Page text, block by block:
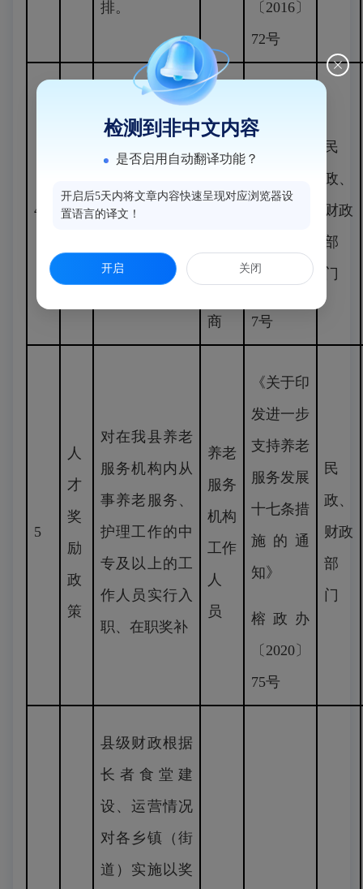
排。
〔2016〕
72号
4
企
政
策
服务照料中心
居家
养老
服务
照料
的运
营
商
快养老事
业发展的
实施方
发
〔2017〕
7号
民
政、
财政
部
门
5
人
才
奖
励
政
策
对在我县养老
服务机构内从
事养老服务、
护理工作的中
专及以上的工
作人员实行入
职、在职奖补
养老
服务
机构
工作
人
员
《关于印
发进一步
支持养老
服务发展
十七条措
施的通
知》
榕政办
〔2020〕
75号
民
政、
财政
部
门
县级财政根据
长者食堂建
设、运营情况
对各乡镇（街
道）实施以奖
检测到非中文内容
是否启用自动翻译功能？
开启后5天内将文章内容快速呈现对应浏览器设
置语言的译文！
开启 关闭